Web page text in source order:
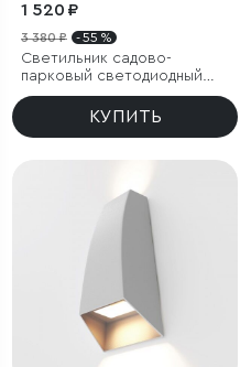
1 520 ₽
3 380 ₽ - 55 %
Светильник садово-
парковый светодиодный
Hidden черный
КУПИТЬ